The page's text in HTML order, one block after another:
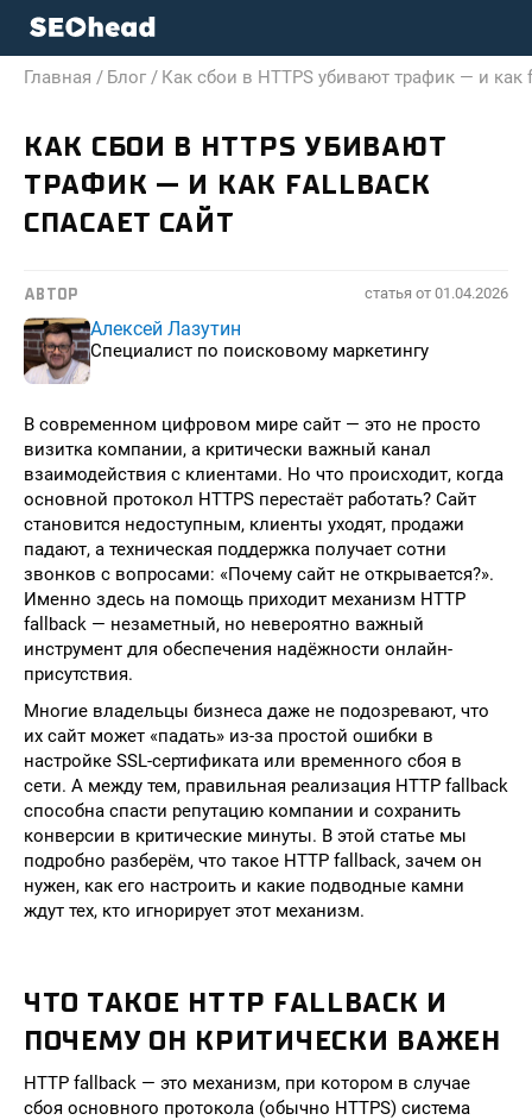
Главная / Блог / Как сбои в HTTPS убивают трафик — и как
КАК СБОИ В HTTPS УБИВАЮТ
ТРАФИК — И КАК FALLBACK
СПАСАЕТ САЙТ
АВТОР статья от 01.04.2026
Алексей Лазутин
Специалист по поисковому маркетингу
В современном цифровом мире сайт — это не просто
визитка компании, а критически важный канал
взаимодействия с клиентами. Но что происходит, когда
основной протокол HTTPS перестаёт работать? Сайт
становится недоступным, клиенты уходят, продажи
падают, а техническая поддержка получает сотни
звонков с вопросами: «Почему сайт не открывается?».
Именно здесь на помощь приходит механизм HTTP
fallback — незаметный, но невероятно важный
инструмент для обеспечения надёжности онлайн-
присутствия.
Многие владельцы бизнеса даже не подозревают, что
их сайт может «падать» из-за простой ошибки в
настройке SSL-сертификата или временного сбоя в
сети. А между тем, правильная реализация HTTP fallback
способна спасти репутацию компании и сохранить
конверсии в критические минуты. В этой статье мы
подробно разберём, что такое HTTP fallback, зачем он
нужен, как его настроить и какие подводные камни
ждут тех, кто игнорирует этот механизм.
ЧТО ТАКОЕ HTTP FALLBACK И
ПОЧЕМУ ОН КРИТИЧЕСКИ ВАЖЕН
HTTP fallback — это механизм, при котором в случае
сбоя основного протокола (обычно HTTPS) система